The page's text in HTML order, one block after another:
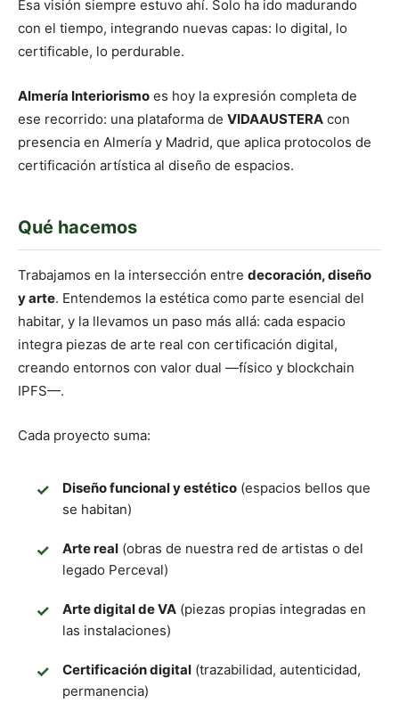
Esa visión siempre estuvo ahí. Solo ha ido madurando
con el tiempo, integrando nuevas capas: lo digital, lo
certificable, lo perdurable.
Almería Interiorismo es hoy la expresión completa de
ese recorrido: una plataforma de VIDAAUSTERA con
presencia en Almería y Madrid, que aplica protocolos de
certificación artística al diseño de espacios.
Qué hacemos
Trabajamos en la intersección entre decoración, diseño
y arte. Entendemos la estética como parte esencial del
habitar, y la llevamos un paso más allá: cada espacio
integra piezas de arte real con certificación digital,
creando entornos con valor dual —físico y blockchain
IPFS—.
Cada proyecto suma:
Diseño funcional y estético (espacios bellos que
se habitan)
Arte real (obras de nuestra red de artistas o del
legado Perceval)
Arte digital de VA (piezas propias integradas en
las instalaciones)
Certificación digital (trazabilidad, autenticidad,
permanencia)